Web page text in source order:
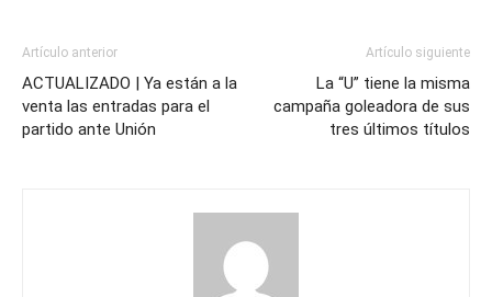
Artículo anterior
ACTUALIZADO | Ya están a la
venta las entradas para el
partido ante Unión
Artículo siguiente
La “U” tiene la misma
campaña goleadora de sus
tres últimos títulos